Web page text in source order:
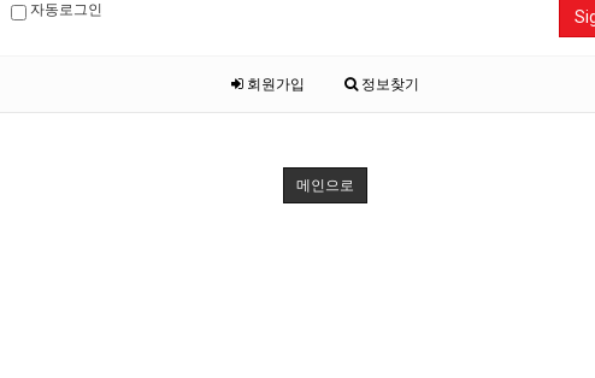
자동로그인
회원가입 정보찾기
메인으로